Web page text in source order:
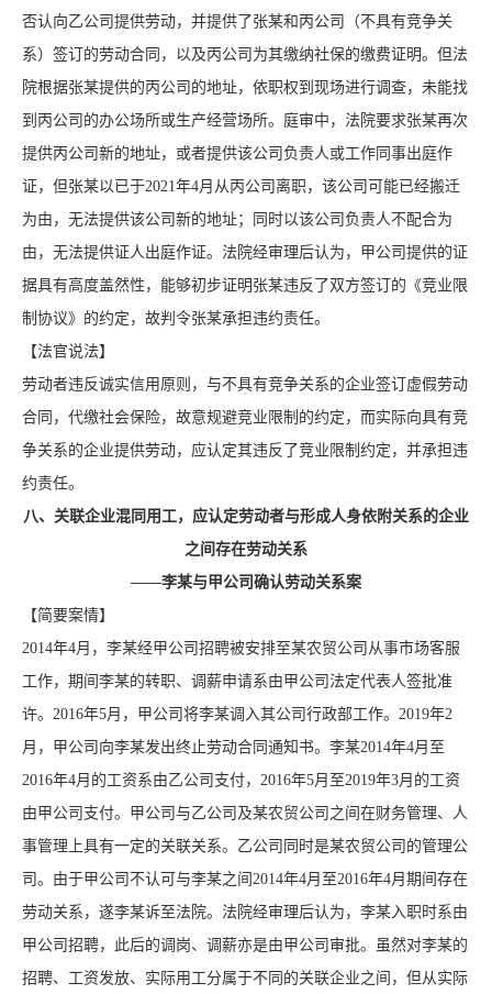
否认向乙公司提供劳动，并提供了张某和丙公司（不具有竞争关
系）签订的劳动合同，以及丙公司为其缴纳社保的缴费证明。但法
院根据张某提供的丙公司的地址，依职权到现场进行调查，未能找
到丙公司的办公场所或生产经营场所。庭审中，法院要求张某再次
提供丙公司新的地址，或者提供该公司负责人或工作同事出庭作
证，但张某以已于2021年4月从丙公司离职，该公司可能已经搬迁
为由，无法提供该公司新的地址；同时以该公司负责人不配合为
由，无法提供证人出庭作证。法院经审理后认为，甲公司提供的证
据具有高度盖然性，能够初步证明张某违反了双方签订的《竞业限
制协议》的约定，故判令张某承担违约责任。
【法官说法】
劳动者违反诚实信用原则，与不具有竞争关系的企业签订虚假劳动
合同，代缴社会保险，故意规避竞业限制的约定，而实际向具有竞
争关系的企业提供劳动，应认定其违反了竞业限制约定，并承担违
约责任。
八、关联企业混同用工，应认定劳动者与形成人身依附关系的企业
之间存在劳动关系
——李某与甲公司确认劳动关系案
【简要案情】
2014年4月，李某经甲公司招聘被安排至某农贸公司从事市场客服
工作，期间李某的转职、调薪申请系由甲公司法定代表人签批准
许。2016年5月，甲公司将李某调入其公司行政部工作。2019年2
月，甲公司向李某发出终止劳动合同通知书。李某2014年4月至
2016年4月的工资系由乙公司支付，2016年5月至2019年3月的工资
由甲公司支付。甲公司与乙公司及某农贸公司之间在财务管理、人
事管理上具有一定的关联关系。乙公司同时是某农贸公司的管理公
司。由于甲公司不认可与李某之间2014年4月至2016年4月期间存在
劳动关系，遂李某诉至法院。法院经审理后认为，李某入职时系由
甲公司招聘，此后的调岗、调薪亦是由甲公司审批。虽然对李某的
招聘、工资发放、实际用工分属于不同的关联企业之间，但从实际